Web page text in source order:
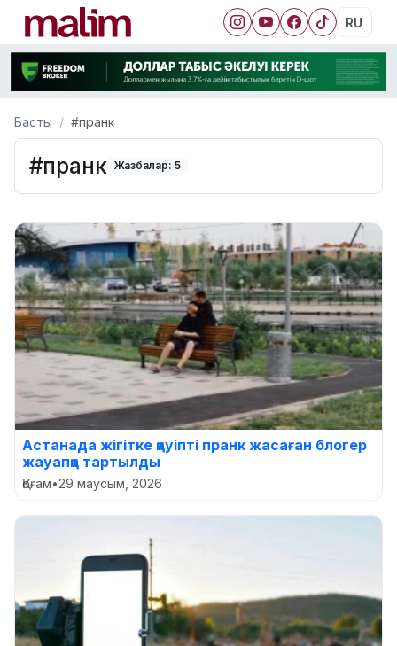
RU
Басты #пранк
#пранк Жазбалар: 5
Астанада жігітке қауіпті пранк жасаған блогер
жауапқа тартылды
Қоғам•29 маусым, 2026